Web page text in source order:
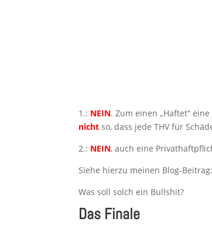
1.: NEIN. Zum einen „Haftet“
nicht so, dass jede THV für
2.: NEIN, auch eine
Siehe hierzu meinen Blog-
Was soll solch ein Bullshit?
Das Finale